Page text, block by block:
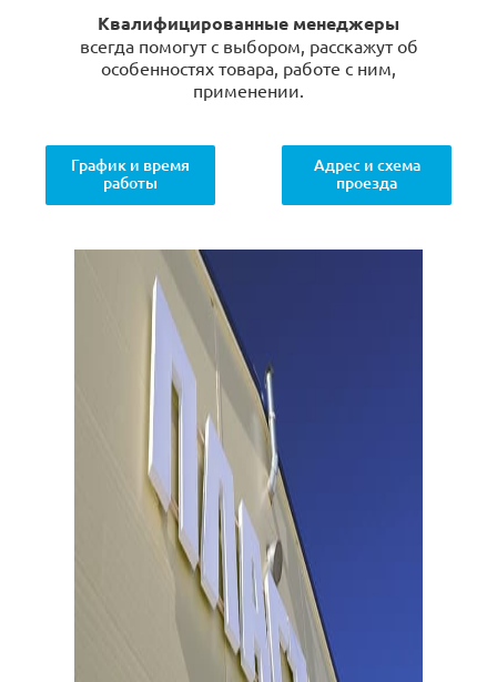
Квалифицированные менеджеры
всегда помогут с выбором, расскажут об
особенностях товара, работе с ним,
применении.
График и время
работы
Адрес и схема
проезда